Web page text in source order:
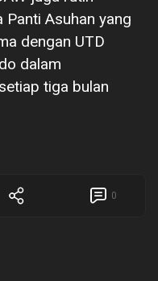
Panti Asuhan yang
dengan UTD
dalam
tiga bulan
0